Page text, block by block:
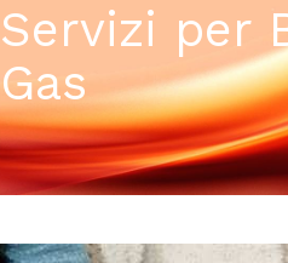
Servizi per
Gas